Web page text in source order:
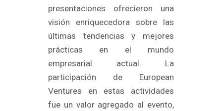
presentaciones ofrecieron una
visión enriquecedora sobre las
últimas tendencias y mejores
prácticas en el mundo
empresarial actual. La
participación de European
Ventures en estas actividades
fue un valor agregado al evento,